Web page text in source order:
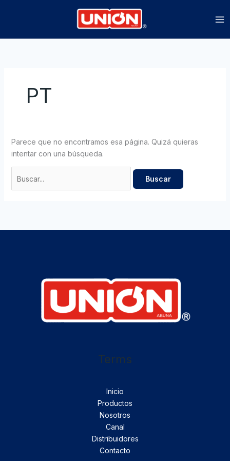
PT
Parece que no encontramos esa página. Quizá quieras
intentar con una búsqueda.
Terms
Inicio
Productos
Nosotros
Canal
Distribuidores
Contacto